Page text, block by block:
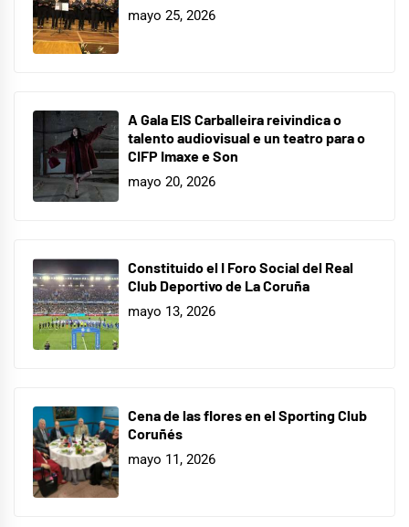
mayo 25, 2026
A Gala EIS Carballeira reivindica o
talento audiovisual e un teatro para o
CIFP Imaxe e Son
mayo 20, 2026
Constituido el I Foro Social del Real
Club Deportivo de La Coruña
mayo 13, 2026
Cena de las flores en el Sporting Club
Coruñés
mayo 11, 2026